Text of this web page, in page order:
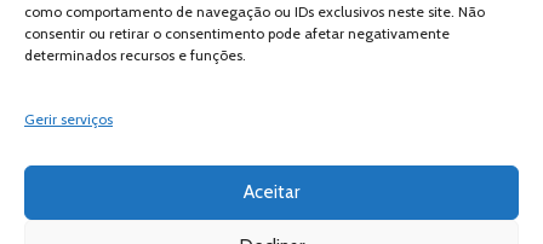
como comportamento de navegação ou IDs exclusivos neste site. Não
consentir ou retirar o consentimento pode afetar negativamente
determinados recursos e funções.
Gerir serviços
Aceitar
conteúdos!